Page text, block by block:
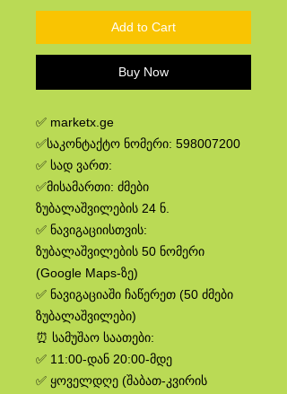
Add to Cart
Buy Now
✅ marketx.ge
✅საკონტაქტო ნომერი: 598007200
✅ სად ვართ:
✅მისამართი: ძმები
ზუბალაშვილების 24 ნ.
✅ ნავიგაციისთვის:
ზუბალაშვილების 50 ნომერი
(Google Maps-ზე)
✅ ნავიგაციაში ჩაწერეთ (50 ძმები
ზუბალაშვილები)
⏰ სამუშაო საათები:
✅ 11:00-დან 20:00-მდე
✅ ყოველდღე (შაბათ-კვირის